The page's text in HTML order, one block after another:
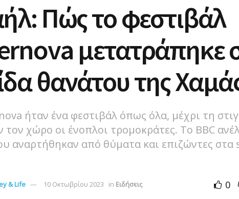
Πώς το φεστιβάλ
μετατράπηκε
θανάτου της
ήταν ένα φεστιβάλ όπως όλα, μέχρι τη
τον χώρο οι ένοπλοι τρομοκράτες. Το BBC
αναρτήθηκαν από θύματα και επιζώντες στα
& Life 10 Οκτωβρίου 2023 in Ειδήσεις 0